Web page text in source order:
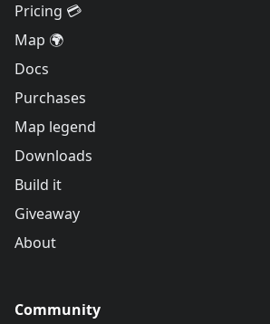
Pricing 💳
Map 🌍
Docs
Purchases
Map legend
Downloads
Build it
Giveaway
About
Community